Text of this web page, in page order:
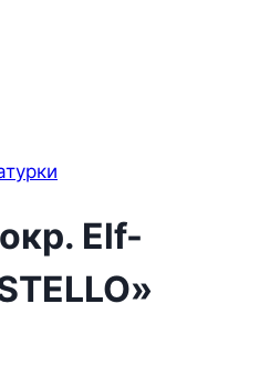
Elf-